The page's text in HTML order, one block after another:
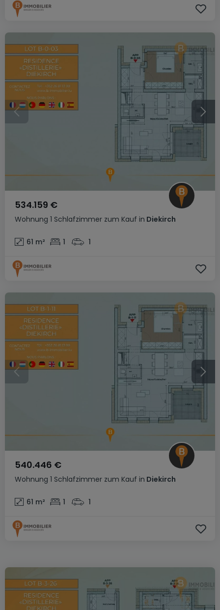
Wohnung 1 Schlafzimmer zum Kauf in Diekirch
534.159 €
61 m² 1 1
Wohnung 1 Schlafzimmer zum Kauf in Diekirch
540.446 €
61 m² 1 1